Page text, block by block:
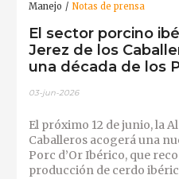
Manejo Notas de prensa
El sector porcino
Jerez de los
una década de los
03-jun-2026
El próximo 12 de junio, la
Caballeros acogerá una
Porc d’Or Ibérico, que
producción de cerdo